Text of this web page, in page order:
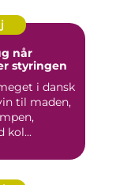
styringen
i dansk
til maden,
kol...